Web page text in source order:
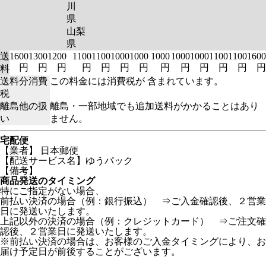
川
県
山梨
県
送
料
1600
円
1300
円
1200
円
1100
円
1100
円
1000
円
1000
円
1000
円
1000
円
1000
円
1100
円
1100
円
1600
円
送料分消費
税
この料金には消費税が 含まれています。
離島他の扱
い
離島・一部地域でも追加送料がかかることはあり
ません。
宅配便
【業者】 日本郵便
【配送サービス名】ゆうパック
【備考】
商品発送のタイミング
特にご指定がない場合、
前払い決済の場合（例：銀行振込） ⇒ご入金確認後、２営業
日に発送いたします。
上記以外の決済の場合（例：クレジットカード） ⇒ご注文確
認後、２営業日に発送いたします。
※前払い決済の場合は、お客様のご入金タイミングにより、お
届け予定日が前後することがございます。